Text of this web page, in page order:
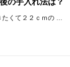
の手入れ法は？
くて２２ｃｍの ...